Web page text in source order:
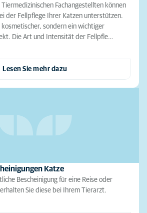
Fachangestellten können
der Fellpflege Ihrer Katzen unterstützen.
kosmetischer, sondern ein wichtiger
Die Art und Intensität der Fellpfle…
Lesen Sie mehr dazu
Katze
Bescheinigung für eine Reise oder
Sie diese bei Ihrem Tierarzt.